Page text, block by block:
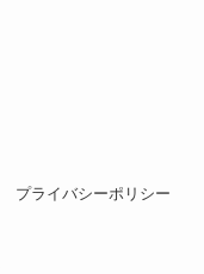
プライバシーポリシー